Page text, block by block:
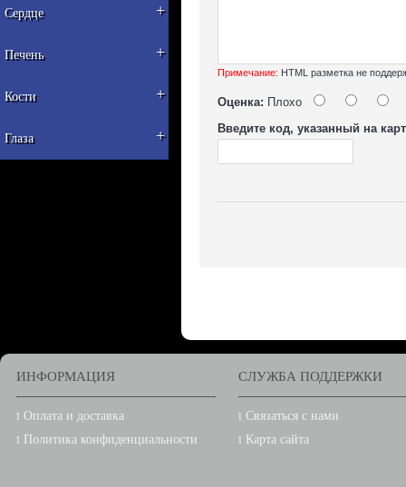
Сердце +
Печень +
Кости +
Глаза +
Примечание: HTML разметка не
Оценка: Плохо
Введите код, указанный на
ИНФОРМАЦИЯ
Оплата и доставка
Политика конфиденциальности
СЛУЖБА ПОДДЕРЖКИ
Связаться с нами
Карта сайта